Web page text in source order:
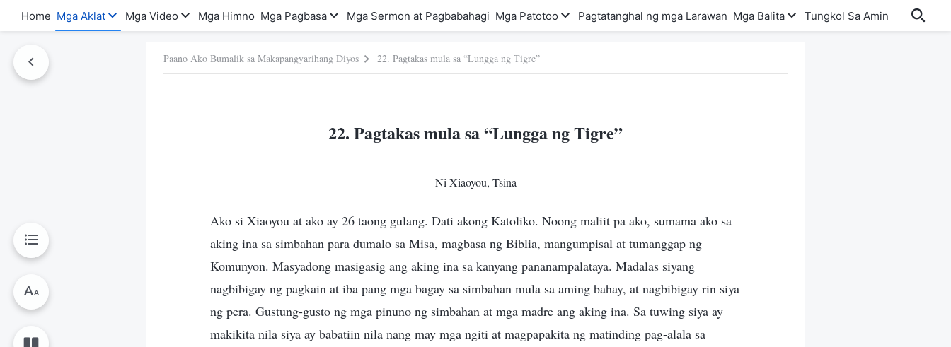
Home Mga Aklat Mga Video Mga Himno Mga Pagbasa Mga Sermon at Pagbabahagi Mga Patotoo Pagtatanghal ng mga Larawan Mga Balita Tungkol Sa Amin
Paano Ako Bumalik sa Makapangyarihang Diyos 22. Pagtakas mula sa “Lungga ng Tigre”
22. Pagtakas mula sa “Lungga ng Tigre”
Ni Xiaoyou, Tsina
Ako si Xiaoyou at ako ay 26 taong gulang. Dati akong Katoliko. Noong maliit pa ako, sumama ako sa
aking ina sa simbahan para dumalo sa Misa, magbasa ng Biblia, mangumpisal at tumanggap ng
Komunyon. Masyadong masigasig ang aking ina sa kanyang pananampalataya. Madalas siyang
nagbibigay ng pagkain at iba pang mga bagay sa simbahan mula sa aming bahay, at nagbibigay rin siya
ng pera. Gustung-gusto ng mga pinuno ng simbahan at mga madre ang aking ina. Sa tuwing siya ay
makikita nila siya ay babatiin nila nang may mga ngiti at magpapakita ng matinding pag-alala sa